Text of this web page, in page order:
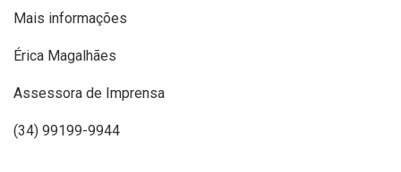
Mais informações
Érica Magalhães
Assessora de Imprensa
(34) 99199-9944